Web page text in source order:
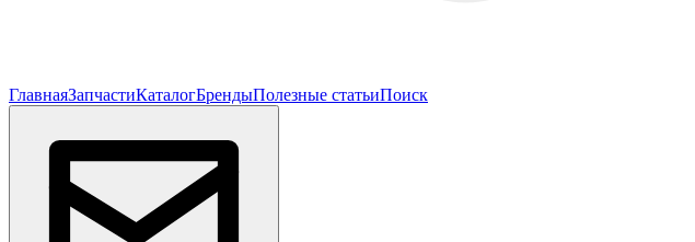
ГлавнаяЗапчастиКаталогБрендыПолезные статьиПоиск